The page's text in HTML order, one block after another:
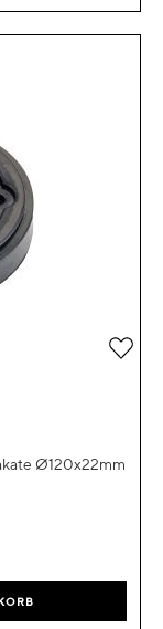
Ø120x22mm
Zur